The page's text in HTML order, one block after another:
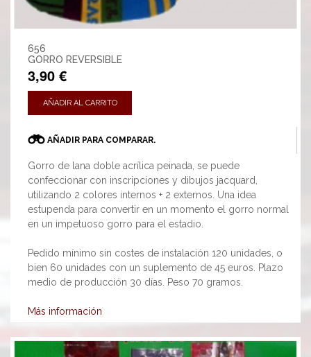
656
GORRO REVERSIBLE
3,90 €
AÑADIR AL CARRITO
AÑADIR PARA COMPARAR.
Gorro de lana doble acrílica peinada, se puede
confeccionar con inscripciones y dibujos jacquard,
utilizando 2 colores internos + 2 externos. Una idea
estupenda para convertir en un momento el gorro normal
en un impetuoso gorro para el estadio.
Pedido mínimo sin costes de instalación 120 unidades, o
bien 60 unidades con un suplemento de 45 euros. Plazo
medio de producción 30 días. Peso 70 gramos.
Más información